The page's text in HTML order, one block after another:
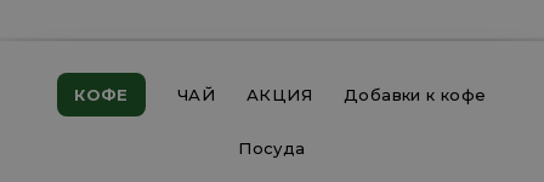
КОФЕ ЧАЙ АКЦИЯ Добавки к кофе
Посуда